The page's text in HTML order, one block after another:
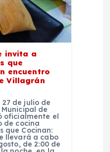
invita a
que
encuentro
Villagrán
27 de julio de
Municipal de
oficialmente el
de cocina
que Cocinan:
llevará a cabo
de 2:00 de